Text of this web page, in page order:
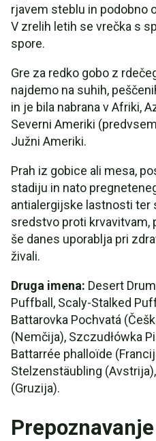
rjavem steblu in podobno
V zrelih letih se vrečka s
spore.
Gre za redko gobo z
najdemo na suhih,
in je bila nabrana v Afriki,
Severni Ameriki
Južni Ameriki.
Prah iz gobice ali mesa,
stadiju in nato
antialergijske lastnosti ter
sredstvo proti krvavitvam,
še danes uporablja pri
živali.
Druga imena: Desert
Puffball, Scaly-Stalked
Battarovka Pochvatá
(Nemčija), Szczudłówka
Battarrée phalloïde
Stelzenstäubling
(Gruzija).